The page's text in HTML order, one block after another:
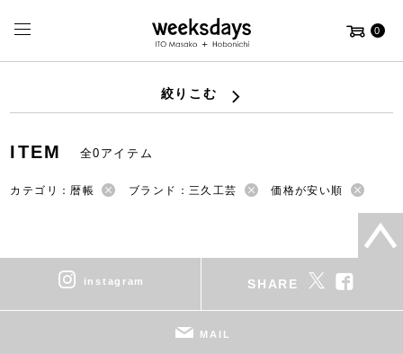
0
絞りこむ
ITEM 全0アイテム
カテゴリ：暦帳 ブランド：三久工芸 価格が安い順
instagram SHARE
MAIL